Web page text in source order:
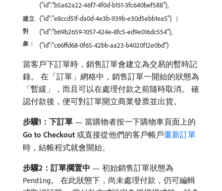
建立
對
象：
{"id":"b5a62a22-46f7-4f0d-b151-3fc640bef588"},
{"id":"e8ccd51f-da0d-4e3b-939b-e30d5ebb1ea5"}
{"id":"b69b2659-1057-424e-8fc5-ed9e016dc554"},
{"id":"c66ffd68-0f65-42bb-aa23-b4020f12e0bd"}
當客戶下訂單時，銷售訂單會建立為交易的暫時記
錄。 在「訂單」網格中，銷售訂單一開始的狀態為
「暫緩」，而且可以在處理付款之前隨時取消。 確
認付款後，便可對訂單開立商業發票並出貨。
步驟1：下訂單 — 當購物者按一下購物車頁面上的​
Go to Checkout ​或直接從他們的客戶帳戶重新訂單
時，結帳程式就會開始。
步驟2：訂單擱置中 — 初始銷售訂單狀態為
Pending。 在此狀態下，尚未處理付款，仍可編輯